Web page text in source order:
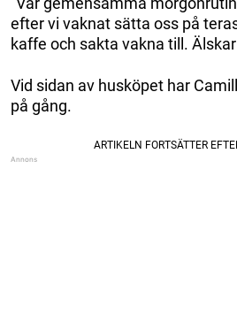
efter vi vaknat sätta oss på
kaffe och sakta vakna till.
Vid sidan av husköpet har
på gång.